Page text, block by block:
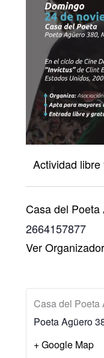
Actividad
Casa del
2664157877
Ver
Casa del Poeta
Poeta Agüero
+ Google Map